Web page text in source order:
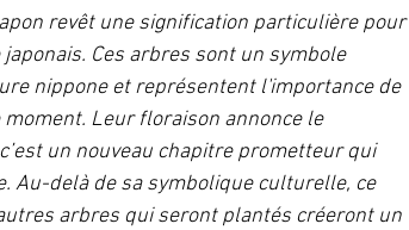
revêt une signification particulière pour
Ces arbres sont un symbole
nippone et représentent l'importance de
Leur floraison annonce le
un nouveau chapitre prometteur qui
Au-delà de sa symbolique culturelle, ce
arbres qui seront plantés créeront un